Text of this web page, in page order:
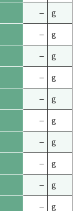
– g
– g
– g
– g
– g
– g
– g
– g
– g
– g